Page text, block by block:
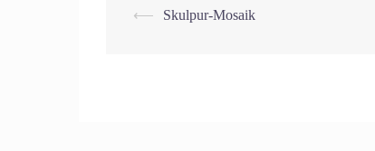
Beitrags-
⟵ Skulpur-Mosaik